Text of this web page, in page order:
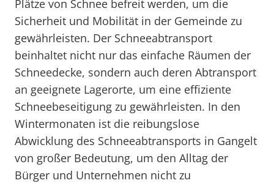
Plätze von Schnee befreit werden, um die
Sicherheit und Mobilität in der Gemeinde zu
gewährleisten. Der Schneeabtransport
beinhaltet nicht nur das einfache Räumen der
Schneedecke, sondern auch deren Abtransport
an geeignete Lagerorte, um eine effiziente
Schneebeseitigung zu gewährleisten. In den
Wintermonaten ist die reibungslose
Abwicklung des Schneeabtransports in Gangelt
von großer Bedeutung, um den Alltag der
Bürger und Unternehmen nicht zu